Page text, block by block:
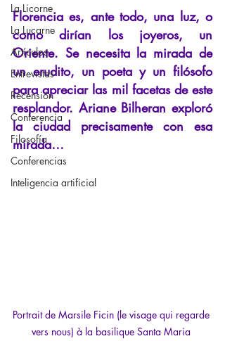
La Licorne
La Lucarne
Artículos
Entrevistas
Recensión
Conferencia
Filosofía
Conferencias
Inteligencia artificial
Florencia es, ante todo, una luz, o
como dirían los joyeros, un
Oriente. Se necesita la mirada de
un erudito, un poeta y un filósofo
para apreciar las mil facetas de este
resplandor. Ariane Bilheran exploró
la ciudad precisamente con esa
mirada…
Portrait de Marsile Ficin (le visage qui regarde
vers nous) à la basilique Santa Maria